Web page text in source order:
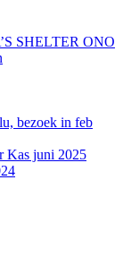
SHELTER ONO
bezoek in feb
Kas juni 2025